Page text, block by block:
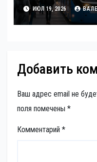
ИЮЛ 19, 2026
Добавить
Ваш адрес email не
поля помечены *
Комментарий *